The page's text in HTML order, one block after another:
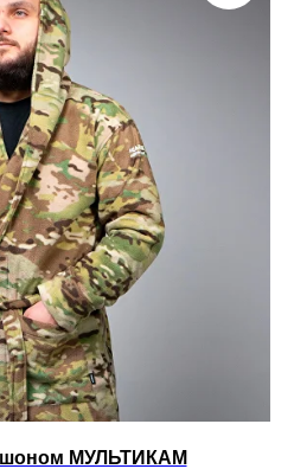
МУЛЬТИКАМ